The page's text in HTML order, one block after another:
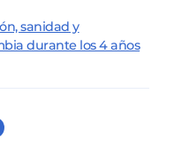
sanidad y
durante los 4 años